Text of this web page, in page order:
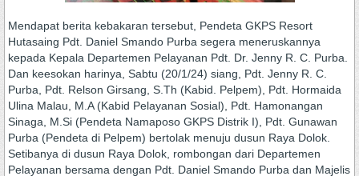
Mendapat berita kebakaran tersebut, Pendeta GKPS Resort
Hutasaing Pdt. Daniel Smando Purba segera meneruskannya
kepada Kepala Departemen Pelayanan Pdt. Dr. Jenny R. C. Purba.
Dan keesokan harinya, Sabtu (20/1/24) siang, Pdt. Jenny R. C.
Purba, Pdt. Relson Girsang, S.Th (Kabid. Pelpem), Pdt. Hormaida
Ulina Malau, M.A (Kabid Pelayanan Sosial), Pdt. Hamonangan
Sinaga, M.Si (Pendeta Namaposo GKPS Distrik I), Pdt. Gunawan
Purba (Pendeta di Pelpem) bertolak menuju dusun Raya Dolok.
Setibanya di dusun Raya Dolok, rombongan dari Departemen
Pelayanan bersama dengan Pdt. Daniel Smando Purba dan Majelis